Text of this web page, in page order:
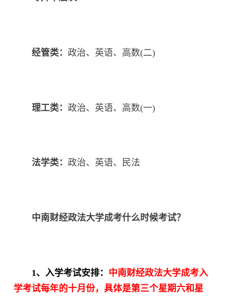
经管类：政治、英语、高数(二)
理工类：政治、英语、高数(一)
法学类：政治、英语、民法
中南财经政法大学成考什么时候考试？
1、入学考试安排： 中南财经政法大学成考入
学考试每年的十月份，具体是第三个星期六和星